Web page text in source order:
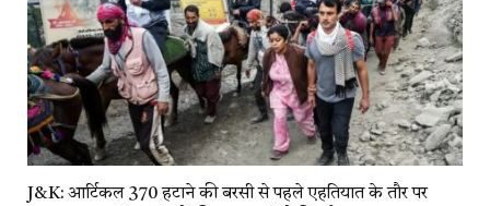
J&K: आर्टिकल 370 हटाने की बरसी से पहले एहतियात के तौर पर